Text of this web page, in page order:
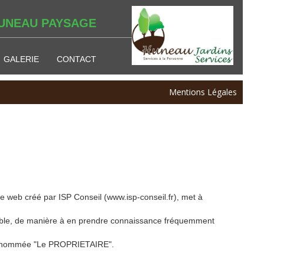
PAYSAGE
GALERIE CONTACT
Mentions Légales
créé par ISP Conseil (www.isp-conseil.fr), met à
de manière à en prendre connaissance fréquemment
"Le PROPRIETAIRE".